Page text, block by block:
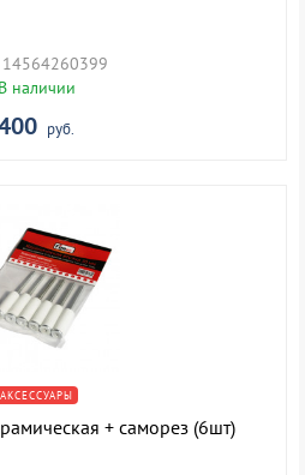
В наличии
руб.
АКСЕССУАРЫ
+ саморез (6шт)